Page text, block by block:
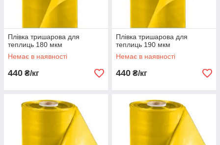
Плівка тришарова для
теплиць 180 мкм
Немає в наявності
440 ₴/кг
Плівка тришарова для
теплиць 190 мкм
Немає в наявності
440 ₴/кг